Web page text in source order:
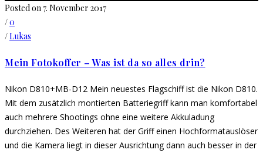
Posted on 7. November 2017
/0
/Lukas
Mein Fotokoffer – Was ist da so alles drin?
Nikon D810+MB-D12 Mein neuestes Flagschiff ist die Nikon D810.
Mit dem zusätzlich montierten Batteriegriff kann man komfortabel
auch mehrere Shootings ohne eine weitere Akkuladung
durchziehen. Des Weiteren hat der Griff einen Hochformatauslöser
und die Kamera liegt in dieser Ausrichtung dann auch besser in der